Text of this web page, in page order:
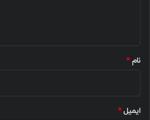
نام*
ایمیل*